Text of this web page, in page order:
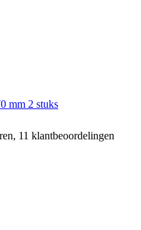
mm 2 stuks
11 klantbeoordelingen